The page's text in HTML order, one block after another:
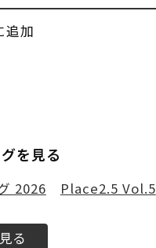
追加
を見る
2026 Place2.5 Vol.5
る